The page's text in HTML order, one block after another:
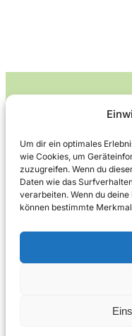
Um dir ein optimales
wie Cookies, um
zuzugreifen. Wenn du
Daten wie das
verarbeiten. Wenn du
können bestimmte
Lecker
Copyright © 2026